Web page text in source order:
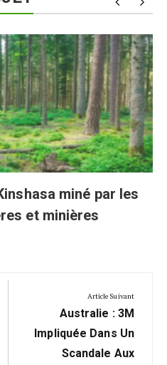
miné par les
et minières
Article Suivant
Next
Post:
Australie : 3M
Impliquée Dans Un
Scandale Aux